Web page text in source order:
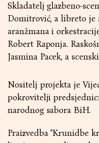
Skladatelj glazbeno-
Domitrović, a libreto je
aranžmana i
Robert Raponja.
Jasmina Pacek, a
Nositelj projekta je
pokrovitelji
narodnog sabora BiH.
Praizvedba "Krunidbe